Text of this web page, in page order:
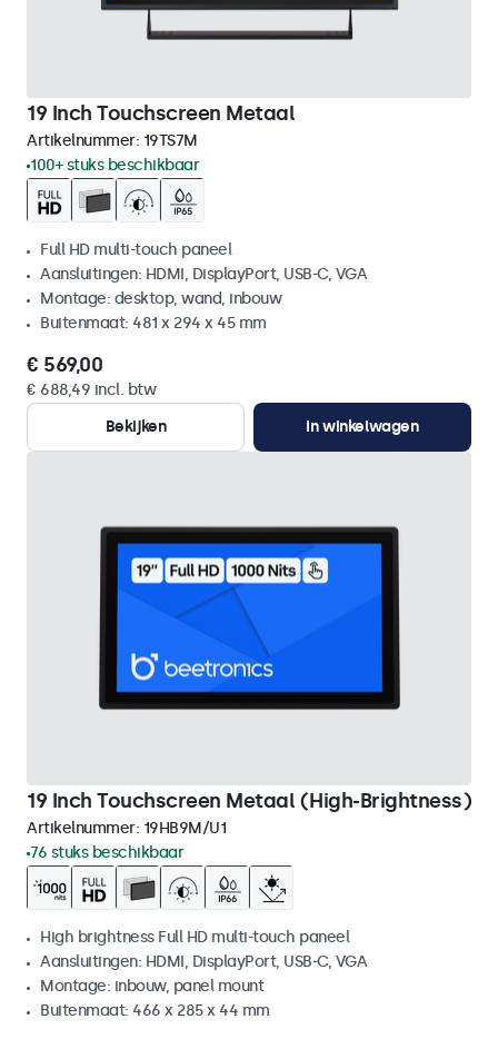
19 Inch Touchscreen Metaal
Artikelnummer: 19TS7M
100+ stuks beschikbaar
Full HD multi-touch paneel
Aansluitingen: HDMI, DisplayPort, USB-C, VGA
Montage: desktop, wand, inbouw
Buitenmaat: 481 x 294 x 45 mm
€ 569,00
€ 688,49 incl. btw
Bekijken
In winkelwagen
19 Inch Touchscreen Metaal (High-Brightness)
Artikelnummer: 19HB9M/U1
76 stuks beschikbaar
High brightness Full HD multi-touch paneel
Aansluitingen: HDMI, DisplayPort, USB-C, VGA
Montage: inbouw, panel mount
Buitenmaat: 466 x 285 x 44 mm